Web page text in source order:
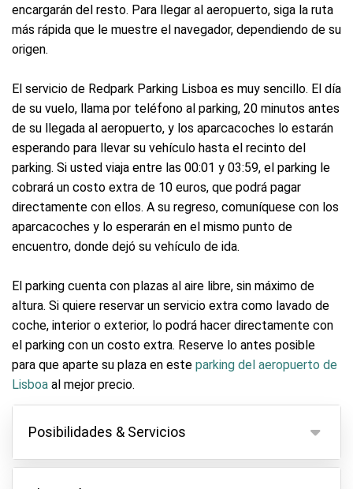
encargarán del resto. Para llegar al aeropuerto, siga la ruta
más rápida que le muestre el navegador, dependiendo de su
origen.
El servicio de Redpark Parking Lisboa es muy sencillo. El día
de su vuelo, llama por teléfono al parking, 20 minutos antes
de su llegada al aeropuerto, y los aparcacoches lo estarán
esperando para llevar su vehículo hasta el recinto del
parking. Si usted viaja entre las 00:01 y 03:59, el parking le
cobrará un costo extra de 10 euros, que podrá pagar
directamente con ellos. A su regreso, comuníquese con los
aparcacoches y lo esperarán en el mismo punto de
encuentro, donde dejó su vehículo de ida.
El parking cuenta con plazas al aire libre, sin máximo de
altura. Si quiere reservar un servicio extra como lavado de
coche, interior o exterior, lo podrá hacer directamente con
el parking con un costo extra. Reserve lo antes posible
para que aparte su plaza en este parking del aeropuerto de
Lisboa al mejor precio.
Posibilidades & Servicios
Posibilidades